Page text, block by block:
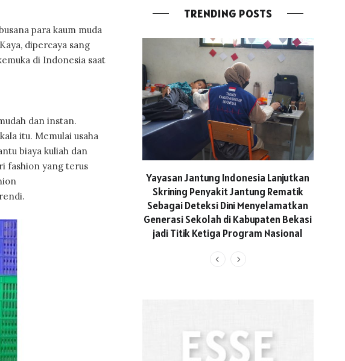
para kaum muda
dipercaya sang
di Indonesia saat
dan instan.
itu. Memulai usaha
biaya kuliah dan
fashion yang terus
TRENDING POSTS
Yayasan Jantung Indonesia Lanjutkan
Skrining Penyakit Jantung Rematik
Sebagai Deteksi Dini Menyelamatkan
Generasi Sekolah di Kabupaten Bekasi
jadi Titik Ketiga Program Nasional